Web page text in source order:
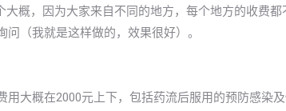
概，因为大家来自不同的地方，每个地方的收费都
（我就是这样做的，效果很好）。
大概在2000元上下，包括药流后服用的预防感染